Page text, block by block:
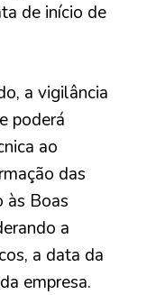
de início de
a vigilância
poderá
ao
das
às Boas
a
a data da
empresa.